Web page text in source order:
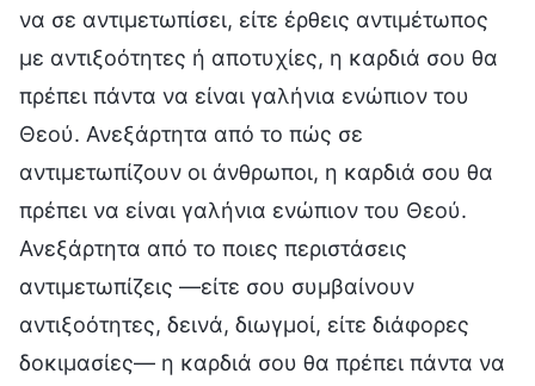
να σε αντιμετωπίσει, είτε έρθεις αντιμέτωπος
με αντιξοότητες ή αποτυχίες, η καρδιά σου θα
πρέπει πάντα να είναι γαλήνια ενώπιον του
Θεού. Ανεξάρτητα από το πώς σε
αντιμετωπίζουν οι άνθρωποι, η καρδιά σου θα
πρέπει να είναι γαλήνια ενώπιον του Θεού.
Ανεξάρτητα από το ποιες περιστάσεις
αντιμετωπίζεις —είτε σου συμβαίνουν
αντιξοότητες, δεινά, διωγμοί, είτε διάφορες
δοκιμασίες— η καρδιά σου θα πρέπει πάντα να